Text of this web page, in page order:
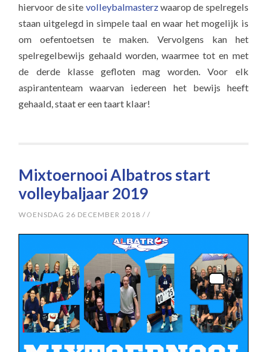
hiervoor de site volleybalmasterzwaarop de spelregels
staan uitgelegd in simpele taal en waar het mogelijk is
om oefentoetsen te maken. Vervolgens kan het
spelregelbewijs gehaald worden, waarmee tot en met
de derde klasse gefloten mag worden. Voor elk
aspirantenteam waarvan iedereen het bewijs heeft
gehaald, staat er een taart klaar!
Mixtoernooi Albatros start
volleybaljaar 2019
WOENSDAG 26 DECEMBER 2018 //